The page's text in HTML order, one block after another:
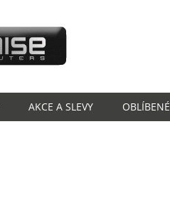
AKCE A SLEVY OBLÍBENÉ